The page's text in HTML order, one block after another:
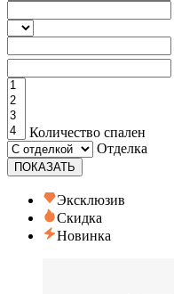
Количество спален
Отделка
ПОКАЗАТЬ
Эксклюзив
Скидка
Новинка